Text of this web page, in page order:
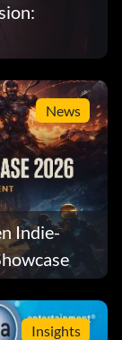
News
Indie-
Insights